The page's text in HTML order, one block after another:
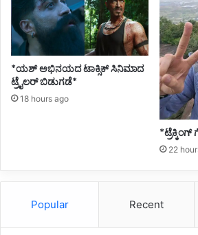
*ಯಶ್ ಅಭಿನಯದ ಟಾಕ್ಸಿಕ್ ಸಿನಿಮಾದ
ಟ್ರೈಲರ್ ಬಿಡುಗಡೆ*
18 hours ago
22
Popular Recent